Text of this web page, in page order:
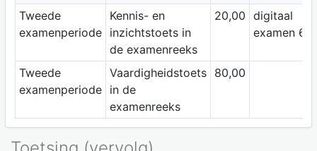
Tweede
examenperiode
Kennis- en
inzichtstoets in
de examenreeks
20,00 digitaal
examen 60'
Tweede
examenperiode
Vaardigheidstoets
in de
examenreeks
80,00